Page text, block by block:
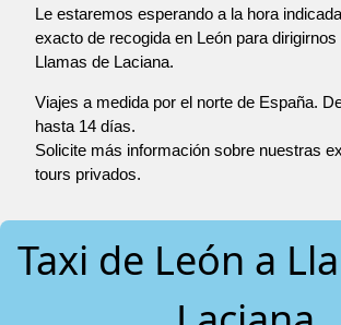
Le estaremos esperando a la hora
exacto de recogida en León para
Llamas de Laciana.
Viajes a medida por el norte de España.
hasta 14 días.
Solicite más información sobre nuestras
tours privados.
Taxi de León a